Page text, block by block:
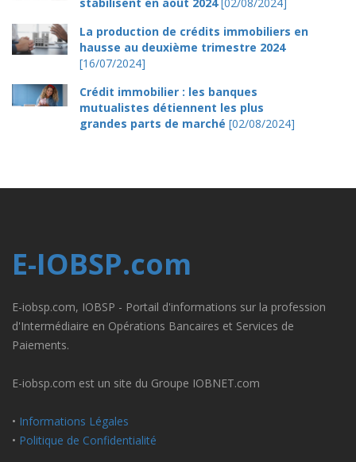
La production de crédits immobiliers en
hausse au deuxième trimestre 2024
[16/07/2024]
Crédit immobilier : les banques
mutualistes détiennent les plus
grandes parts de marché [02/08/2024]
E-IOBSP.com
E-iobsp.com, IOBSP - Portail d'informations sur la profession
d'Intermédiaire en Opérations Bancaires et Services de
Paiements.
E-iobsp.com est un site du Groupe IOBNET.com
• Informations Légales
• Politique de Confidentialité